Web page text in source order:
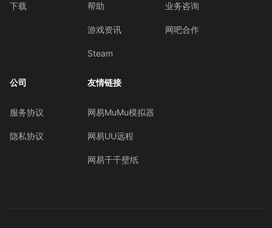
下载 帮助
游戏资讯
Steam
业务咨询
网吧合作
公司
服务协议
隐私协议
友情链接
网易MuMu模拟器
网易UU远程
网易千千壁纸